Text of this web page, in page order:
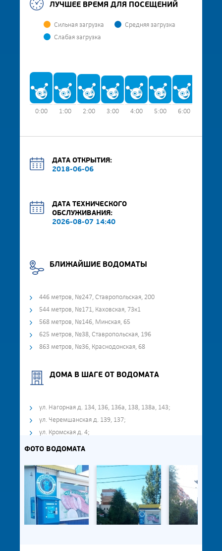
ЛУЧШЕЕ ВРЕМЯ ДЛЯ ПОСЕЩЕНИЙ
Сильная загрузка
Средняя загрузка
Слабая загрузка
0:00 1:00 2:00 3:00 4:00 5:00 6:00
ДАТА ОТКРЫТИЯ:
2018-06-06
ДАТА ТЕХНИЧЕСКОГО
ОБСЛУЖИВАНИЯ:
2026-08-07 14:40
БЛИЖАЙШИЕ ВОДОМАТЫ
446 метров, №247, Ставропольская, 200
544 метров, №171, Каховская, 73к1
568 метров, №146, Минская, 65
625 метров, №38, Ставропольская, 196
863 метров, №36, Краснодонская, 68
ДОМА В ШАГЕ ОТ ВОДОМАТА
ул. Нагорная д. 134, 136, 136а, 138, 138а, 143;
ул. Черемшанская д. 139, 137;
ул. Кромская д. 4;
ФОТО ВОДОМАТА